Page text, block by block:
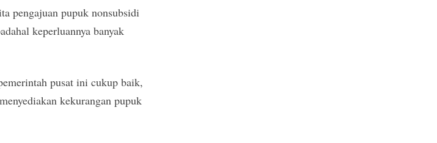
pengajuan pupuk nonsubsidi
keperluannya banyak
pusat ini cukup baik,
kekurangan pupuk